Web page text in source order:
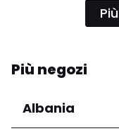
Più negozi
Albania